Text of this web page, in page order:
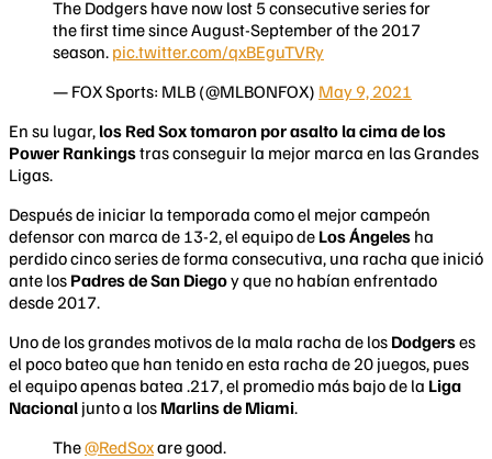
The Dodgers have now lost 5 consecutive series for
the first time since August-September of the 2017
season. pic.twitter.com/qxBEguTVRy
— FOX Sports: MLB (@MLBONFOX) May 9, 2021
En su lugar, los Red Sox tomaron por asalto la cima de los
Power Rankingstras conseguir la mejor marca en las Grandes
Ligas.
Después de iniciar la temporada como el mejor campeón
defensor con marca de 13-2, el equipo de Los Ángeles ha
perdido cinco series de forma consecutiva, una racha que inició
ante los Padres de San Diegoy que no habían enfrentado
desde 2017.
Uno de los grandes motivos de la mala racha de los Dodgerses
el poco bateo que han tenido en esta racha de 20 juegos, pues
el equipo apenas batea .217, el promedio más bajo de la Liga
Nacional junto a los Marlins de Miami.
The@RedSoxare good.